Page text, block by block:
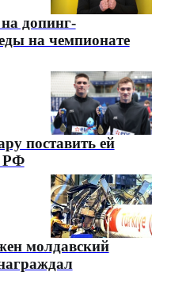
допинг-
на чемпионате
поставить ей
РФ
молдавский